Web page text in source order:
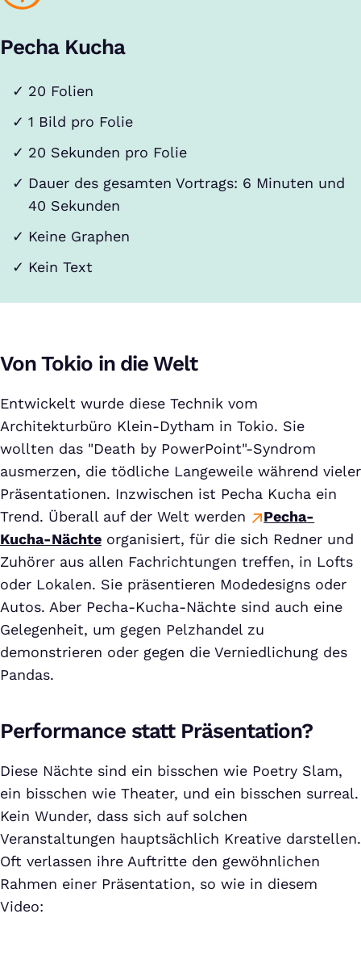
Pecha Kucha
20 Folien
1 Bild pro Folie
20 Sekunden pro Folie
Dauer des gesamten Vortrags: 6 Minuten und
40 Sekunden
Keine Graphen
Kein Text
Von Tokio in die Welt
Entwickelt wurde diese Technik vom
Architekturbüro Klein-Dytham in Tokio. Sie
wollten das "Death by PowerPoint"-Syndrom
ausmerzen, die tödliche Langeweile während vieler
Präsentationen. Inzwischen ist Pecha Kucha ein
Trend. Überall auf der Welt werden
Pecha-
Kucha-Nächte organisiert, für die sich Redner und
Zuhörer aus allen Fachrichtungen treffen, in Lofts
oder Lokalen. Sie präsentieren Modedesigns oder
Autos. Aber Pecha-Kucha-Nächte sind auch eine
Gelegenheit, um gegen Pelzhandel zu
demonstrieren oder gegen die Verniedlichung des
Pandas.
Performance statt Präsentation?
Diese Nächte sind ein bisschen wie Poetry Slam,
ein bisschen wie Theater, und ein bisschen surreal.
Kein Wunder, dass sich auf solchen
Veranstaltungen hauptsächlich Kreative darstellen.
Oft verlassen ihre Auftritte den gewöhnlichen
Rahmen einer Präsentation, so wie in diesem
Video: